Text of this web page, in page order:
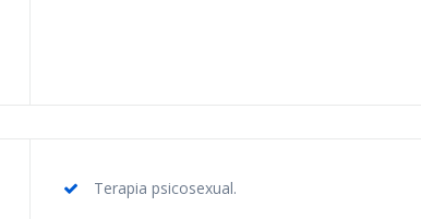
Terapia psicosexual.